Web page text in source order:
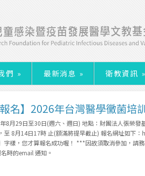
們 » 最新消息 » 衛教資訊 »
報名】2026年台灣醫學黴菌培
8月29日至30日(週六、週日) 地點：財團法人張榮
至 8月14日17時 止(額滿將提早截止) 報名網址如下
字樣，您才算報名成功喔！ ***因故須取消參加，請
時的email 通知。